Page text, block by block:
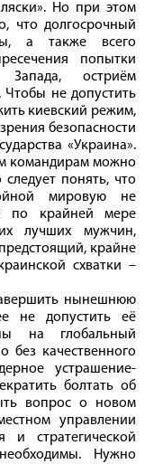
Но при этом
что долгосрочный
а также всего
попытки
Запада, остриём
Чтобы не допустить
киевский режим,
безопасности
«Украина».
командирам можно
понять, что
мировую не
по крайней мере
лучших мужчин,
крайне
схватки –
нынешнюю
не допустить её
на глобальный
без качественного
устрашение-
болтать об
вопрос о новом
управлении
и стратегической
Нужно